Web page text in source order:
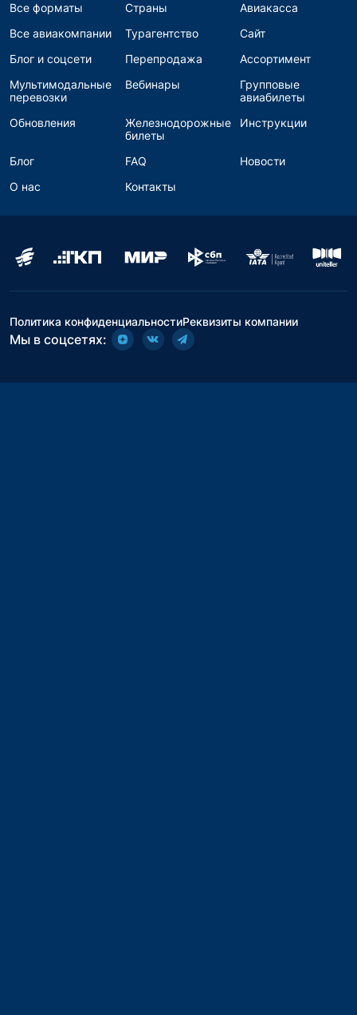
Все форматы Страны
Авиакасса
Все авиакомпании
Турагентство
Сайт
Блог и соцсети
Перепродажа
Ассортимент
Мультимодальные
перевозки
Вебинары
Групповые
авиабилеты
Обновления
Железнодорожные
билеты
Инструкции
Блог FAQ
Новости
О нас
Контакты
Политика конфиденциальностиРеквизиты компании
Мы в соцсетях: